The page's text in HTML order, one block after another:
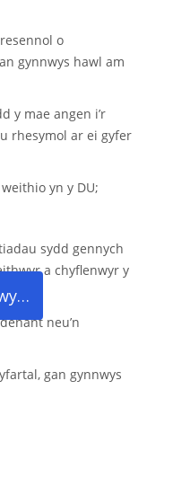
Hysbysiad preifatrwydd ymgeisydd am swydd
o
gynnwys hawl am
y mae angen i’r
rhesymol ar ei gyfer
yn y DU;
sydd gennych
a chyflenwyr y
neu’n
gan gynnwys